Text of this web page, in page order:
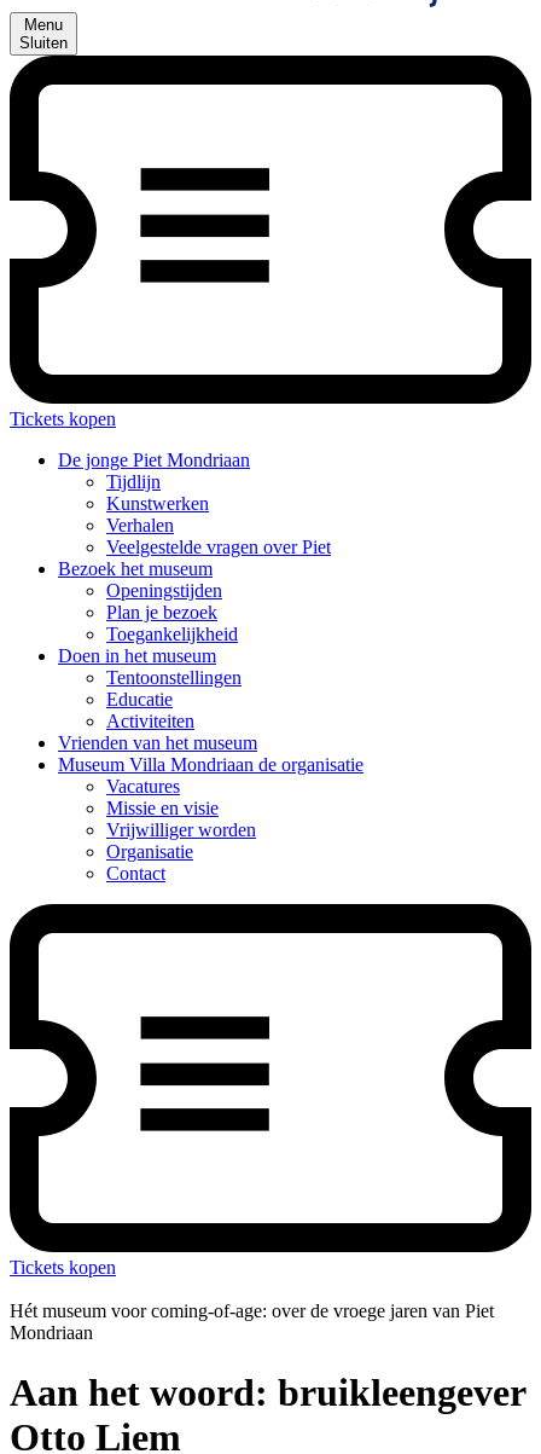
Menu
Sluiten
Tickets kopen
De jonge Piet Mondriaan
Tijdlijn
Kunstwerken
Verhalen
Veelgestelde vragen over Piet
Bezoek het museum
Openingstijden
Plan je bezoek
Toegankelijkheid
Doen in het museum
Tentoonstellingen
Educatie
Activiteiten
Vrienden van het museum
Museum Villa Mondriaan de organisatie
Vacatures
Missie en visie
Vrijwilliger worden
Organisatie
Contact
Tickets kopen
Hét museum voor coming-of-age: over de vroege jaren van Piet
Mondriaan
Aan het woord: bruikleengever
Otto Liem